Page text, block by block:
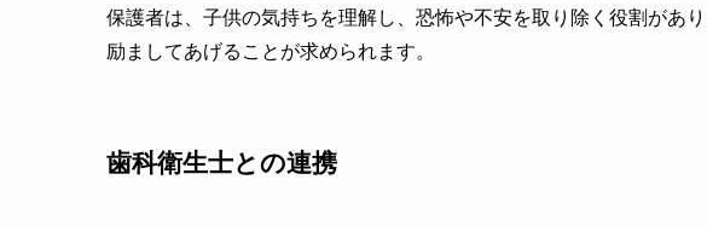
保護者は、子供の気持ちを理解し、恐怖や不安を取り除く役割があ
励ましてあげることが求められます。
歯科衛生士との連携